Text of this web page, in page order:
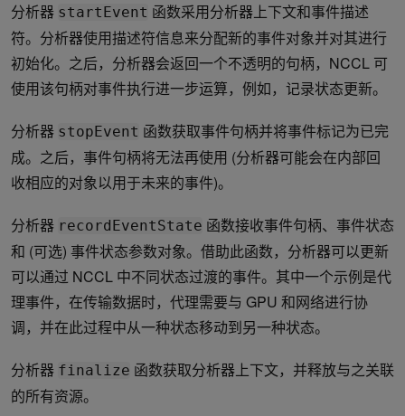
分析器 startEvent 函数采用分析器上下文和事件描述
符。分析器使用描述符信息来分配新的事件对象并对其进行
初始化。之后，分析器会返回一个不透明的句柄，NCCL 可
使用该句柄对事件执行进一步运算，例如，记录状态更新。
分析器 stopEvent 函数获取事件句柄并将事件标记为已完
成。之后，事件句柄将无法再使用 (分析器可能会在内部回
收相应的对象以用于未来的事件)。
分析器 recordEventState 函数接收事件句柄、事件状态
和 (可选) 事件状态参数对象。借助此函数，分析器可以更新
可以通过 NCCL 中不同状态过渡的事件。其中一个示例是代
理事件，在传输数据时，代理需要与 GPU 和网络进行协
调，并在此过程中从一种状态移动到另一种状态。
分析器 finalize 函数获取分析器上下文，并释放与之关联
的所有资源。